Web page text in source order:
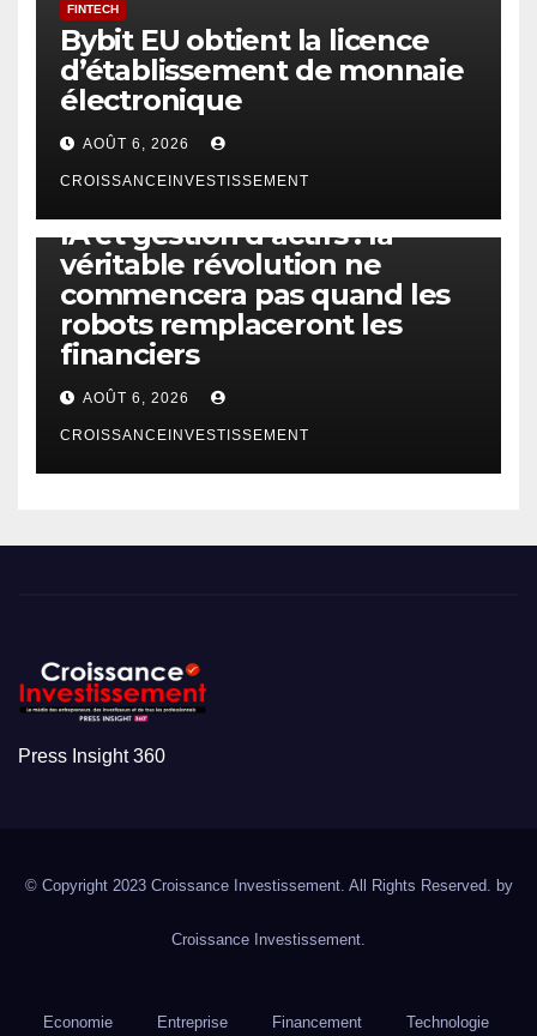
FINTECH
Bybit EU obtient la licence
d’établissement de monnaie
électronique
AOÛT 6, 2026
CROISSANCEINVESTISSEMENT
IA et gestion d’actifs : la
véritable révolution ne
commencera pas quand les
robots remplaceront les
financiers
AOÛT 6, 2026
CROISSANCEINVESTISSEMENT
Press Insight 360
© Copyright 2023 Croissance Investissement. All Rights Reserved. by
Croissance Investissement.
Economie Entreprise Financement Technologie